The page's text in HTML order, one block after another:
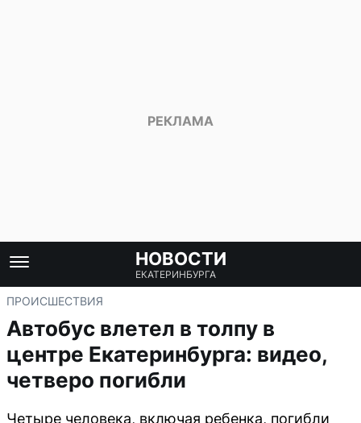
НОВОСТИ
ЕКАТЕРИНБУРГА
ПРОИСШЕСТВИЯ
Автобус влетел в толпу в
центре Екатеринбурга: видео,
четверо погибли
Четыре человека, включая ребенка, погибли